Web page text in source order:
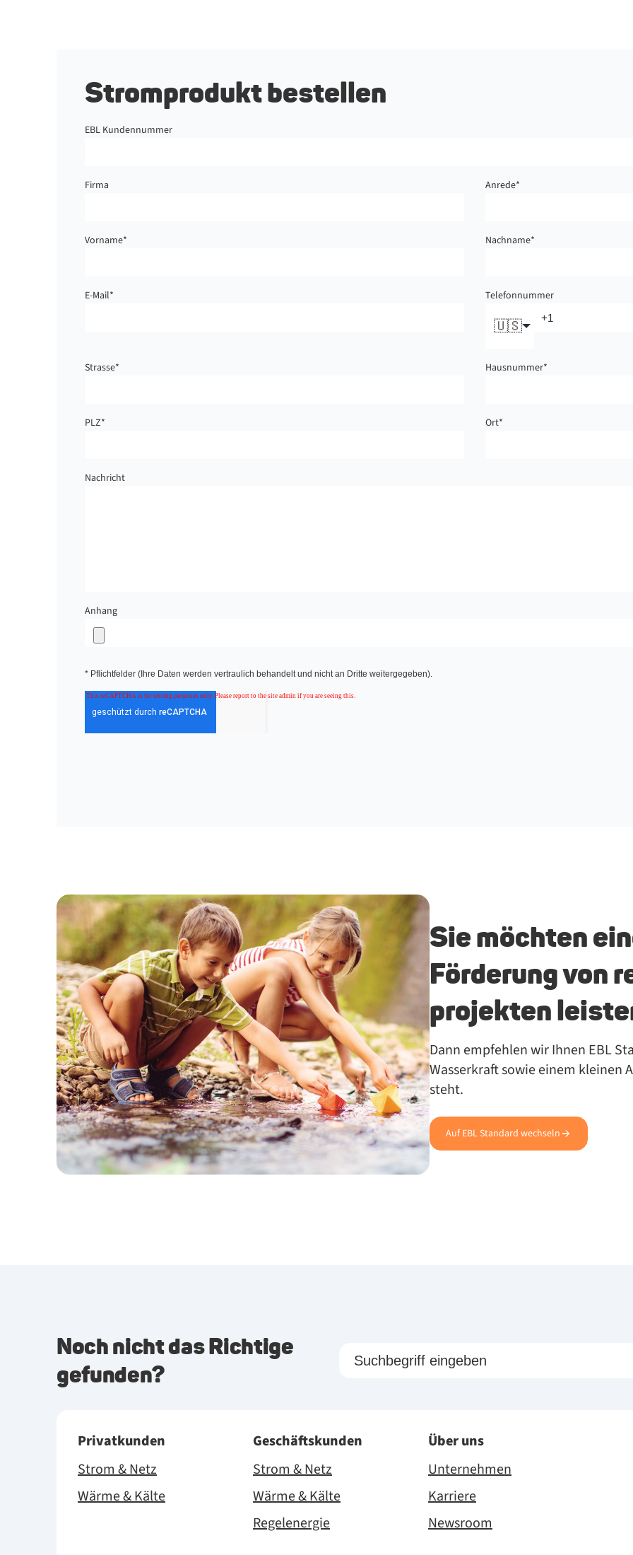
Stromprodukt bestellen
EBL Kundennummer
Firma Anrede*
Vorname* Nachname*
E-Mail* Telefonnummer
🇺🇸
Strasse* Hausnummer*
PLZ* Ort*
Nachricht
Anhang
* Pflichtfelder (Ihre Daten werden vertraulich behandelt und nicht an Dritte weitergegeben).
Sie möch­ten
För­de­rung von
pro­jek­ten
Dann emp­feh­len wir Ih­nen EBL
Was­ser­kraft so­wie ei­nem klei­nen
steht.
Auf EBL Standard wechseln
Noch nicht das Richtige
gefunden?
Privatkunden
Strom & Netz
Wärme & Kälte
Geschäftskunden
Strom & Netz
Wärme & Kälte
Regelenergie
Über uns
Unternehmen
Karriere
Newsroom